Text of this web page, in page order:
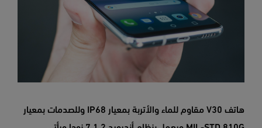
هاتف V30 مقاوم للماء والأتربة بمعيار IP68 وللصدمات بمعيار